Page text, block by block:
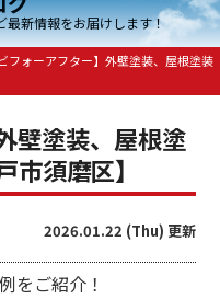
最新情報をお届けします！
ビフォーアフター】外壁塗装、屋根塗装
壁塗装、屋根塗
須磨区】
2026.01.22 (Thu) 更新
をご紹介！